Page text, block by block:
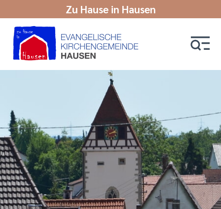
Zu Hause in Hausen